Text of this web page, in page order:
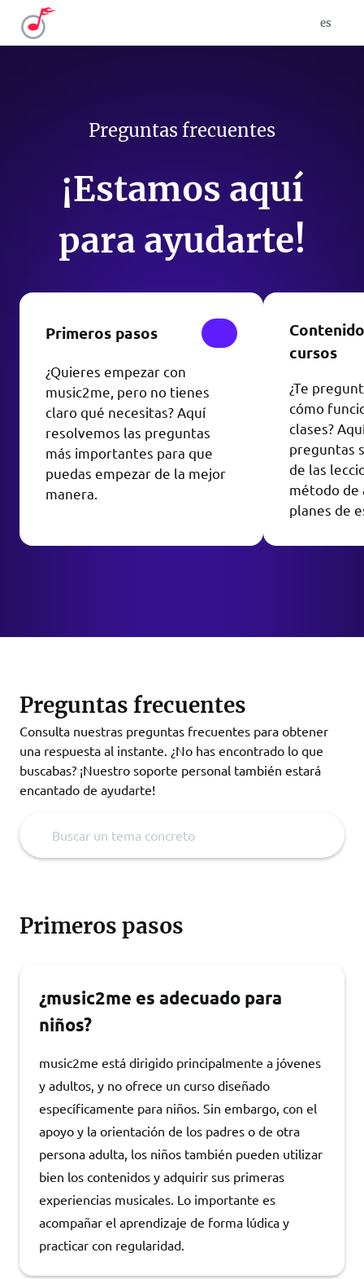
es
Preguntas frecuentes
¡Estamos aquí
para ayudarte!
Primeros pasos
¿Quieres empezar con
music2me, pero no tienes
claro qué necesitas? Aquí
resolvemos las preguntas
más importantes para que
puedas empezar de la mejor
manera.
cursos
¿Te
cómo
clases?
preguntas
de las
método de
planes de
Preguntas frecuentes
Consulta nuestras preguntas frecuentes para obtener
una respuesta al instante. ¿No has encontrado lo que
buscabas? ¡Nuestro soporte personal también estará
encantado de ayudarte!
Primeros pasos
¿music2me es adecuado para
niños?
music2me está dirigido principalmente a jóvenes
y adultos, y no ofrece un curso diseñado
específicamente para niños. Sin embargo, con el
apoyo y la orientación de los padres o de otra
persona adulta, los niños también pueden utilizar
bien los contenidos y adquirir sus primeras
experiencias musicales. Lo importante es
acompañar el aprendizaje de forma lúdica y
practicar con regularidad.